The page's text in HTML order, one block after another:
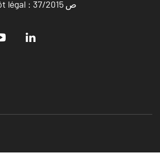
Numéro de dépôt légal : ص 37/2015